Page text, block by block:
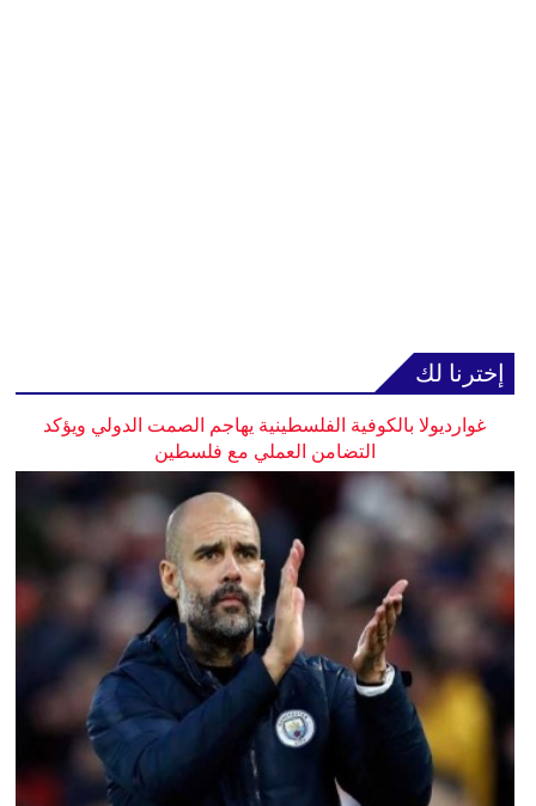
إخترنا لك
غوارديولا بالكوفية الفلسطينية يهاجم الصمت الدولي ويؤكد
التضامن العملي مع فلسطين